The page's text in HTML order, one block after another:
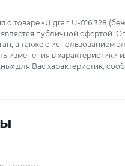
о товаре «Ulgran U-016 328
публичной офертой.
а также с использованием
изменения в
для Вас характеристик,